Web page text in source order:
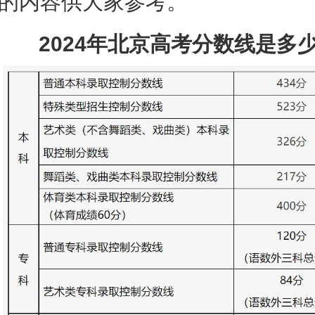
2024年北京高考分数线是多